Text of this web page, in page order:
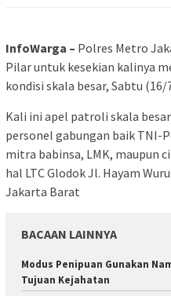
InfoWarga – Polres Metro
Pilar untuk kesekian kalinya
kondisi skala besar, Sabtu (16/
Kali ini apel patroli skala
personel gabungan baik TNI-
mitra babinsa, LMK, maupun
hal LTC Glodok Jl. Hayam
Jakarta Barat
BACAAN LAINNYA
Modus Penipuan Gunakan
Tujuan Kejahatan